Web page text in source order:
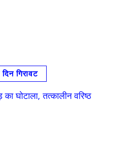
गिरावट
घोटाला, तत्कालीन वरिष्ठ